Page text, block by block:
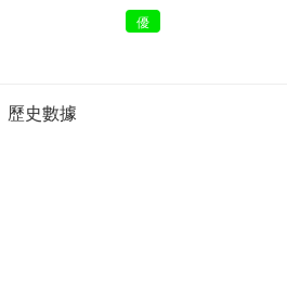
優
歷史數據